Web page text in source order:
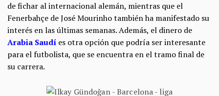
de fichar al internacional alemán, mientras que el
Fenerbahçe de José Mourinho también ha manifestado su
interés en las últimas semanas. Además, el dinero de
Arabia Saudí es otra opción que podría ser interesante
para el futbolista, que se encuentra en el tramo final de
su carrera.